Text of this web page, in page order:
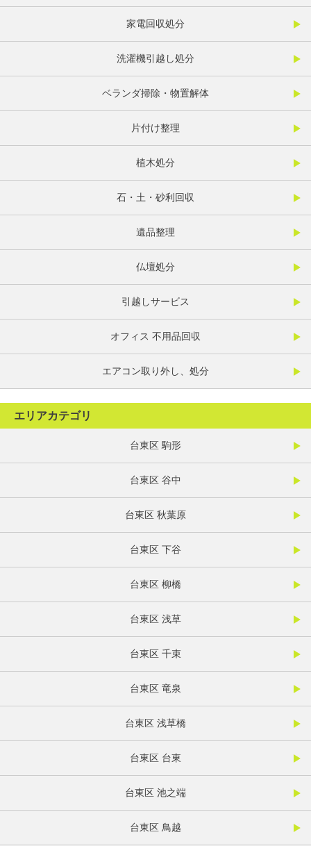
家電回収処分
洗濯機引越し処分
ベランダ掃除・物置解体
片付け整理
植木処分
石・土・砂利回収
遺品整理
仏壇処分
引越しサービス
オフィス 不用品回収
エアコン取り外し、処分
エリアカテゴリ
台東区 駒形
台東区 谷中
台東区 秋葉原
台東区 下谷
台東区 柳橋
台東区 浅草
台東区 千束
台東区 竜泉
台東区 浅草橋
台東区 台東
台東区 池之端
台東区 鳥越